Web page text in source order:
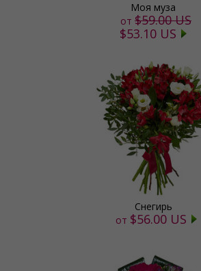
Моя муза
от $59.00 US
$53.10 US
Снегирь
от $56.00 US